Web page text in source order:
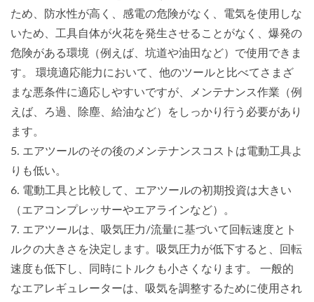
ため、防水性が高く、感電の危険がなく、電気を使用しな
いため、工具自体が火花を発生させることがなく、爆発の
危険がある環境（例えば、坑道や油田など）で使用できま
す。 環境適応能力において、他のツールと比べてさまざ
まな悪条件に適応しやすいですが、メンテナンス作業（例
えば、ろ過、除塵、給油など）をしっかり行う必要があり
ます。
5. エアツールのその後のメンテナンスコストは電動工具よ
りも低い。
6. 電動工具と比較して、エアツールの初期投資は大きい
（エアコンプレッサーやエアラインなど）。
7. エアツールは、吸気圧力/流量に基づいて回転速度とト
ルクの大きさを決定します。吸気圧力が低下すると、回転
速度も低下し、同時にトルクも小さくなります。 一般的
なエアレギュレーターは、吸気を調整するために使用され